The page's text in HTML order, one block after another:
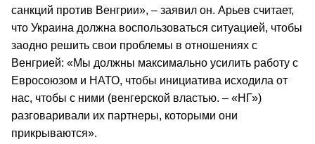
санкций против Венгрии», – заявил он. Арьев считает,
что Украина должна воспользоваться ситуацией, чтобы
заодно решить свои проблемы в отношениях с
Венгрией: «Мы должны максимально усилить работу с
Евросоюзом и НАТО, чтобы инициатива исходила от
нас, чтобы с ними (венгерской властью. – «НГ»)
разговаривали их партнеры, которыми они
прикрываются».